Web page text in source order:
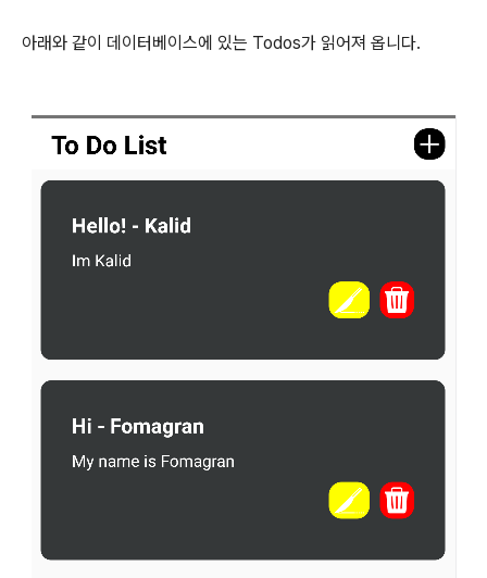
아래와 같이 데이터베이스에 있는 Todos가 읽어져 옵니다.